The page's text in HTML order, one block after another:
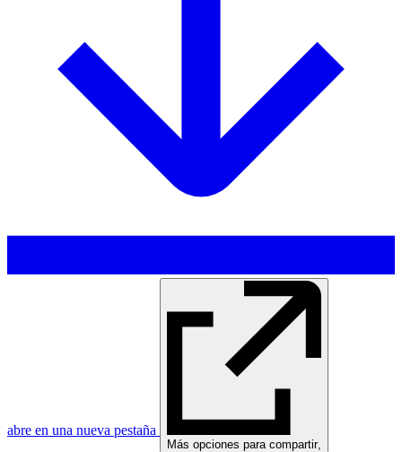
abre en una nueva pestaña
Más opciones para compartir,